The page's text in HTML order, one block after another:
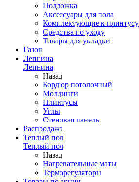
Подложка
Аксессуары для пола
Комплектующие к плинтусу
Средства по уходу
Товары для укладки
Газон
Лепнина
Лепнина
Назад
Бордюр потолочный
Молдинги
Плинтусы
Углы
Стеновая панель
Распродажа
Теплый пол
Теплый пол
Назад
Нагревательные маты
Терморегуляторы